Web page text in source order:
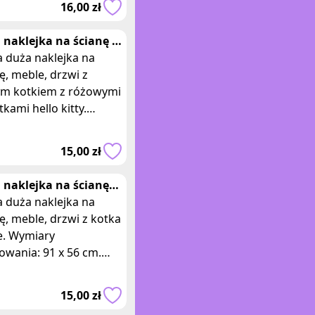
16,00 zł
naklejka na ścianę z
hello kitty
duża naklejka na
meble, drzwi z
kotkiem z różowymi
hello kitty.
przedszkola,
Wymiary opakow
15,00 zł
naklejka na ścianę
Marie
duża naklejka na
meble, drzwi z kotka
Wymiary
91 x 56 cm.
bajki ani15,00 zł